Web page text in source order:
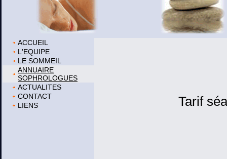
ACCUEIL
L'EQUIPE
LE SOMMEIL
ANNUAIRE
SOPHROLOGUES
ACTUALITES
CONTACT
LIENS
Tarif